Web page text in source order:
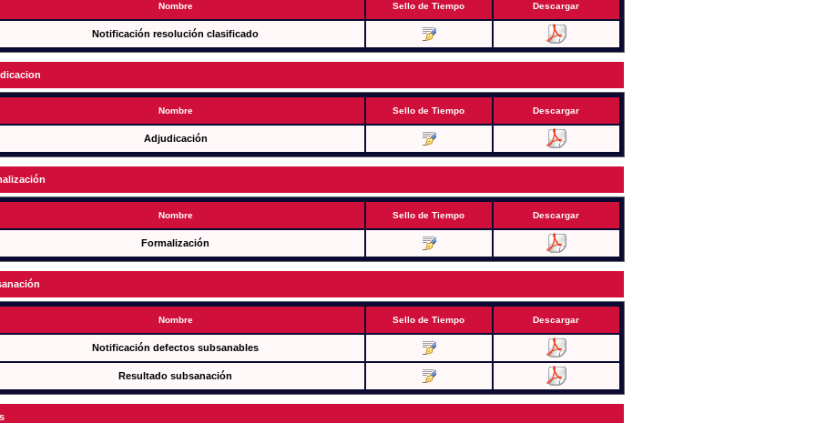
Nombre Sello de Tiempo Descargar
Notificación resolución clasificado
Nombre Sello de Tiempo Descargar
Adjudicación
Nombre Sello de Tiempo Descargar
Formalización
Nombre Sello de Tiempo Descargar
Notificación defectos subsanables
Resultado subsanación